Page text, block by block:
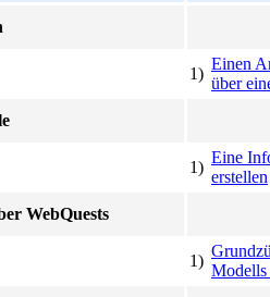
1)
Einen
über
1)
Eine
erstellen
WebQuests
1)
Modells